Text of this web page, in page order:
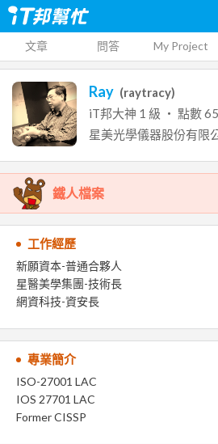
文章 問答 My Project
Ray (raytracy)
iT邦大神 1 級 ‧ 點數
星美光學儀器股份有限
鐵人檔案
工作經歷
新願資本-普通合夥人
星醫美學集團-技術長
網資科技-資安長
專業簡介
ISO-27001 LAC
IOS 27701 LAC
Former CISSP